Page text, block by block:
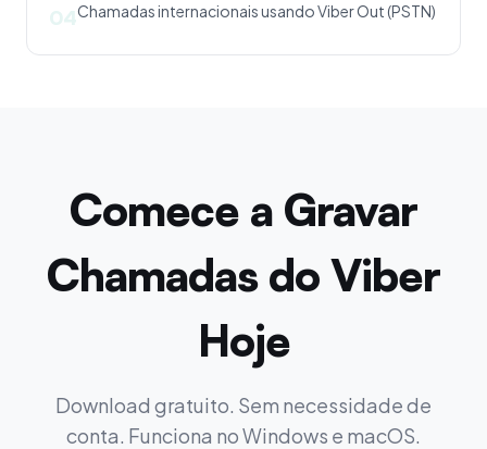
04Chamadas internacionais usando Viber Out (PSTN)
Comece a Gravar
Chamadas do Viber
Hoje
Download gratuito. Sem necessidade de
conta. Funciona no Windows e macOS.